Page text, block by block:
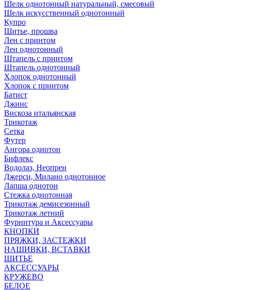
Шелк однотонный натуральный, смесовый
Шелк искусственный однотонный
Купро
Шитье, прошва
Лен с принтом
Лен однотонный
Штапель с принтом
Штапель однотонный
Хлопок однотонный
Хлопок с принтом
Батист
Джинс
Вискоза итальянская
Трикотаж
Сетка
Футер
Ангора однотон
Бифлекс
Водолаз, Неопрен
Джерси, Милано однотонное
Лапша однотон
Стежка однотонная
Трикотаж демисезонный
Трикотаж летний
Фурнитура и Аксессуары
КНОПКИ
ПРЯЖКИ, ЗАСТЕЖКИ
НАШИВКИ, ВСТАВКИ
ШИТЬЕ
АКСЕССУАРЫ
КРУЖЕВО
БЕЛОЕ